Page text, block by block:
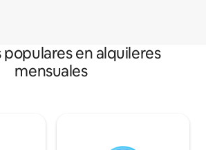
populares en alquileres
mensuales